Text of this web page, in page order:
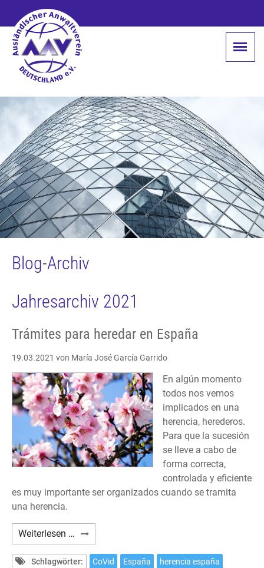
Blog-Archiv
Jahresarchiv 2021
Trámites para heredar en España
19.03.2021 von María José García Garrido
En algún momento
todos nos vemos
implicados en una
herencia, herederos.
Para que la sucesión
se lleve a cabo de
forma correcta,
controlada y eficiente
es muy importante ser organizados cuando se tramita
una herencia.
Weiterlesen … Trámites
para
heredar
Schlagwörter: CoVid España
herencia españa